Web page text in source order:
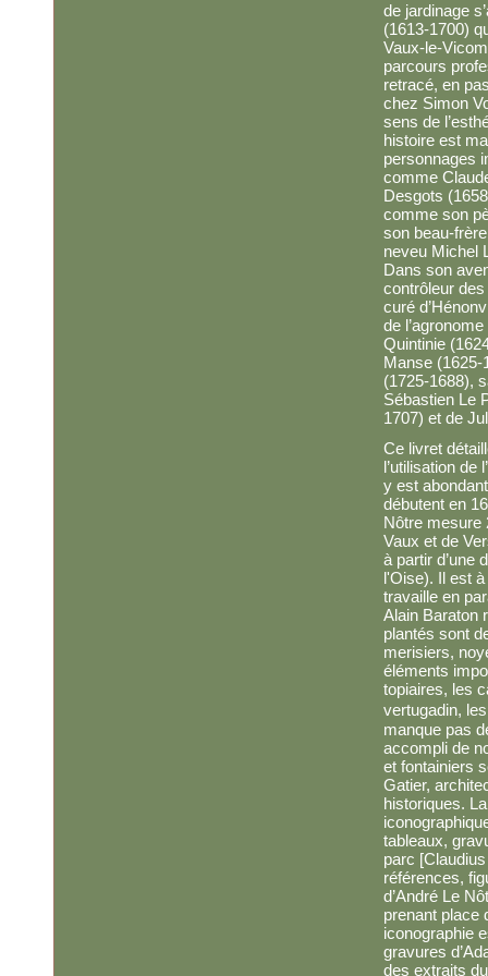
de jardinage
(1613-1700)
Vaux-le-
parcours
retracé, en
chez Simon
sens de
histoire est
personnages
comme
Desgots
comme son
son beau-
neveu Michel
Dans son
contrôleur
curé
de
Quintinie
Manse (1625-
(1725-1688),
Sébastien Le
1707) et de
Ce livret
l’utilisation de
y est
débutent en
Nôtre mesure
Vaux et de
à partir d’une
l'Oise). Il est
travaille en
Alain Baraton
plantés sont
merisiers,
éléments
topiaires, les
vertugadin,
manque pas
accompli de
et fontainiers
Gatier,
historiques.
tableaux,
parc
références,
d’André Le
prenant place
iconographie
gravures
des extraits